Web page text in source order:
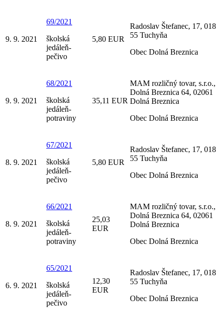
9. 9. 2021
69/2021
školská
jedáleň-
pečivo
5,80 EUR
Radoslav Štefanec, 17, 018
55 Tuchyňa
Obec Dolná Breznica
9. 9. 2021
68/2021
školská
jedáleň-
potraviny
35,11 EUR
MAM rozličný tovar, s.r.o.,
Dolná Breznica 64, 02061
Dolná Breznica
Obec Dolná Breznica
8. 9. 2021
67/2021
školská
jedáleň-
pečivo
5,80 EUR
Radoslav Štefanec, 17, 018
55 Tuchyňa
Obec Dolná Breznica
8. 9. 2021
66/2021
školská
jedáleň-
potraviny
25,03
EUR
MAM rozličný tovar, s.r.o.,
Dolná Breznica 64, 02061
Dolná Breznica
Obec Dolná Breznica
6. 9. 2021
65/2021
školská
jedáleň-
pečivo
12,30
EUR
Radoslav Štefanec, 17, 018
55 Tuchyňa
Obec Dolná Breznica